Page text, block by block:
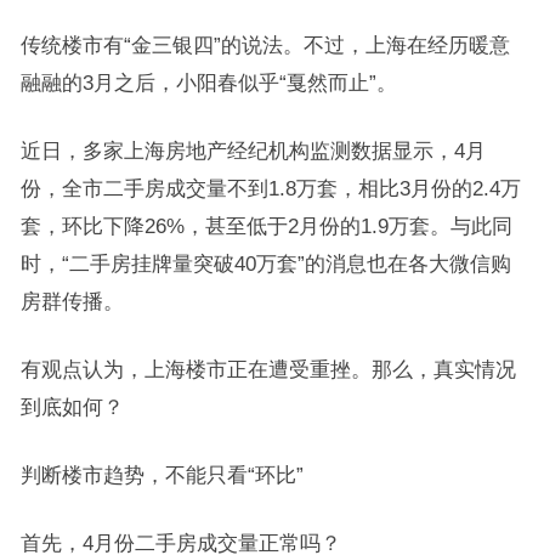
传统楼市有“金三银四”的说法。不过，上海在经历暖意
融融的3月之后，小阳春似乎“戛然而止”。
近日，多家上海房地产经纪机构监测数据显示，4月
份，全市二手房成交量不到1.8万套，相比3月份的2.4万
套，环比下降26%，甚至低于2月份的1.9万套。与此同
时，“二手房挂牌量突破40万套”的消息也在各大微信购
房群传播。
有观点认为，上海楼市正在遭受重挫。那么，真实情况
到底如何？
判断楼市趋势，不能只看“环比”
首先，4月份二手房成交量正常吗？